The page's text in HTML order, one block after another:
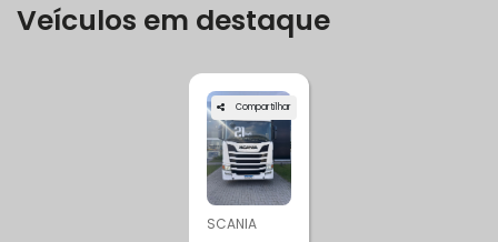
Veículos em destaque
Compartilhar
SCANIA